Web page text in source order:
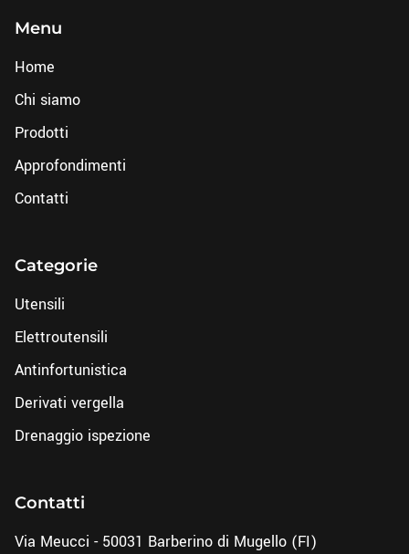
Menu
Home
Chi siamo
Prodotti
Approfondimenti
Contatti
Categorie
Utensili
Elettroutensili
Antinfortunistica
Derivati vergella
Drenaggio ispezione
Contatti
Via Meucci - 50031 Barberino di Mugello (FI)